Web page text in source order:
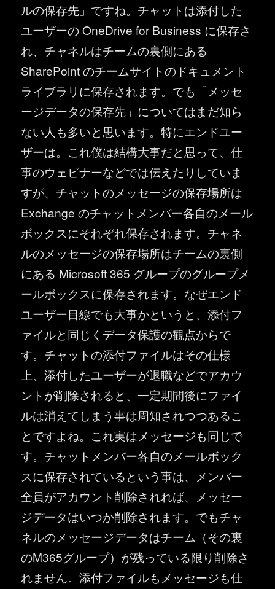
ルの保存先」ですね。チャットは添付した
ユーザーの OneDrive for Business に保存さ
れ、チャネルはチームの裏側にある
SharePoint のチームサイトのドキュメント
ライブラリに保存されます。でも「メッセ
ージデータの保存先」についてはまだ知ら
ない人も多いと思います。特にエンドユー
ザーは。これ僕は結構大事だと思って、仕
事のウェビナーなどでは伝えたりしていま
すが、チャットのメッセージの保存場所は
Exchange のチャットメンバー各自のメール
ボックスにそれぞれ保存されます。チャネ
ルのメッセージの保存場所はチームの裏側
にある Microsoft 365 グループのグループメ
ールボックスに保存されます。なぜエンド
ユーザー目線でも大事かというと、添付フ
ァイルと同じくデータ保護の観点からで
す。チャットの添付ファイルはその仕様
上、添付したユーザーが退職などでアカウ
ントが削除されると、一定期間後にファイ
ルは消えてしまう事は周知されつつあるこ
とですよね。これ実はメッセージも同じで
す。チャットメンバー各自のメールボック
スに保存されているという事は、メンバー
全員がアカウント削除されれば、メッセー
ジデータはいつか削除されます。でもチャ
ネルのメッセージデータはチーム（その裏
のM365グループ）が残っている限り削除さ
れません。添付ファイルもメッセージも仕